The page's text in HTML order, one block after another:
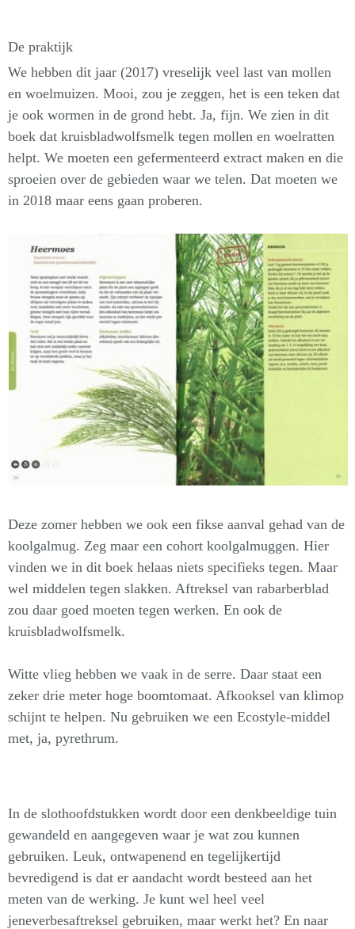
De praktijk
We hebben dit jaar (2017) vreselijk veel last van mollen
en woelmuizen. Mooi, zou je zeggen, het is een teken dat
je ook wormen in de grond hebt. Ja, fijn. We zien in dit
boek dat kruisbladwolfsmelk tegen mollen en woelratten
helpt. We moeten een gefermenteerd extract maken en die
sproeien over de gebieden waar we telen. Dat moeten we
in 2018 maar eens gaan proberen.
Deze zomer hebben we ook een fikse aanval gehad van de
koolgalmug. Zeg maar een cohort koolgalmuggen. Hier
vinden we in dit boek helaas niets specifieks tegen. Maar
wel middelen tegen slakken. Aftreksel van rabarberblad
zou daar goed moeten tegen werken. En ook de
kruisbladwolfsmelk.
Witte vlieg hebben we vaak in de serre. Daar staat een
zeker drie meter hoge boomtomaat. Afkooksel van klimop
schijnt te helpen. Nu gebruiken we een Ecostyle-middel
met, ja, pyrethrum.
In de slothoofdstukken wordt door een denkbeeldige tuin
gewandeld en aangegeven waar je wat zou kunnen
gebruiken. Leuk, ontwapenend en tegelijkertijd
bevredigend is dat er aandacht wordt besteed aan het
meten van de werking. Je kunt wel heel veel
jeneverbesaftreksel gebruiken, maar werkt het? En naar